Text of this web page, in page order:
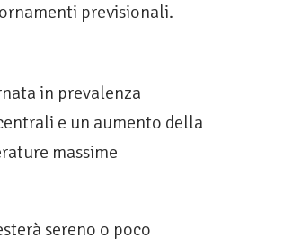
previsionali.
in prevalenza
e un aumento della
massime
sereno o poco